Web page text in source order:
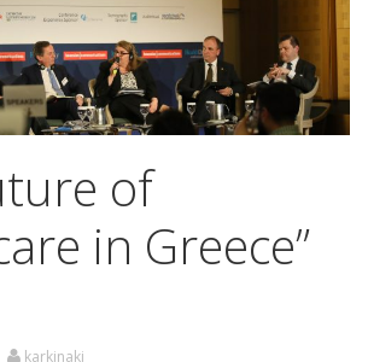
of
in Greece”
karkinaki